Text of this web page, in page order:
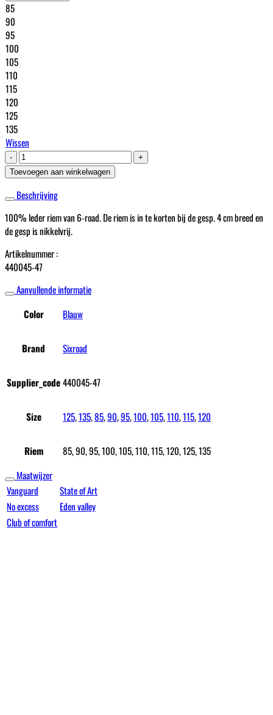
85
90
95
100
105
110
115
120
125
135
Wissen
Leren
Riem
Blauw
Print
Toevoegen aan winkelwagen
Beschrijving
100% leder riem van 6-road. De riem is in te korten bij de gesp. 4 cm breed en
de gesp is nikkelvrij.
Artikelnummer :
440045-47
Aanvullende informatie
Color
Blauw
Brand Sixroad
Supplier_code440045-47
Size 125,135,85,90,95,100,105,110,115,120
Riem
85, 90, 95, 100, 105, 110, 115, 120, 125, 135
Maatwijzer
Vanguard
State of Art
No excess
Eden valley
Club of comfort